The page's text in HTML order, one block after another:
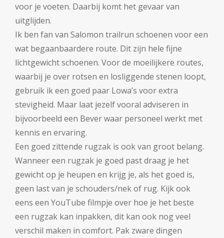
voor je voeten. Daarbij komt het gevaar van
uitglijden.
Ik ben fan van Salomon trailrun schoenen voor een
wat begaanbaardere route. Dit zijn hele fijne
lichtgewicht schoenen. Voor de moeilijkere routes,
waarbij je over rotsen en losliggende stenen loopt,
gebruik ik een goed paar Lowa’s voor extra
stevigheid. Maar laat jezelf vooral adviseren in
bijvoorbeeld een Bever waar personeel werkt met
kennis en ervaring.
Een goed zittende rugzak is ook van groot belang.
Wanneer een rugzak je goed past draag je het
gewicht op je heupen en krijg je, als het goed is,
geen last van je schouders/nek of rug. Kijk ook
eens een YouTube filmpje over hoe je het beste
een rugzak kan inpakken, dit kan ook nog veel
verschil maken in comfort. Pak zware dingen